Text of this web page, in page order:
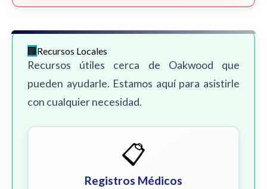
Recursos Locales
Recursos útiles cerca de Oakwood que
pueden ayudarle. Estamos aquí para asistirle
con cualquier necesidad.
📋
Registros Médicos